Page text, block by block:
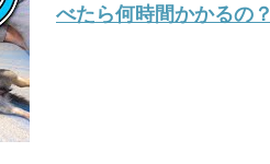
べたら何時間かかるの？